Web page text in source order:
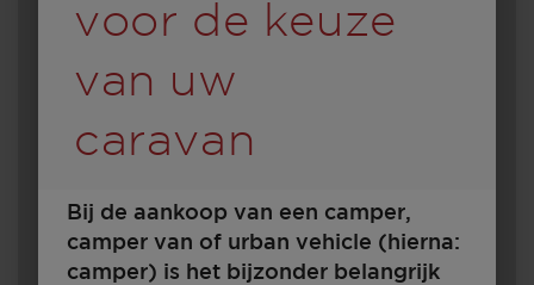
440 D
voor de keuze
van uw
caravan
Bij de aankoop van een camper,
camper van of urban vehicle (hierna:
camper) is het bijzonder belangrijk